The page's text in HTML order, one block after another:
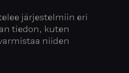
järjestelmiin eri
tiedon, kuten
niiden